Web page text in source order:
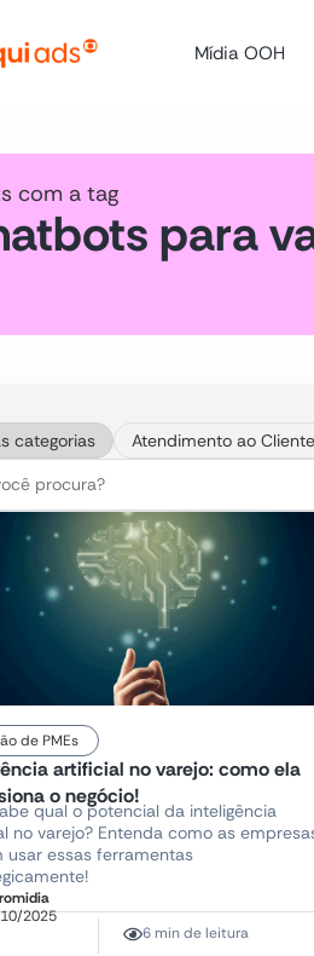
Mídia OOH
com a tag
para
categorias Atendimento ao Cliente
de PMEs
artificial no varejo: como ela
o negócio!
qual o potencial da inteligência
no varejo? Entenda como as
usar essas ferramentas
2025
6 min de leitura